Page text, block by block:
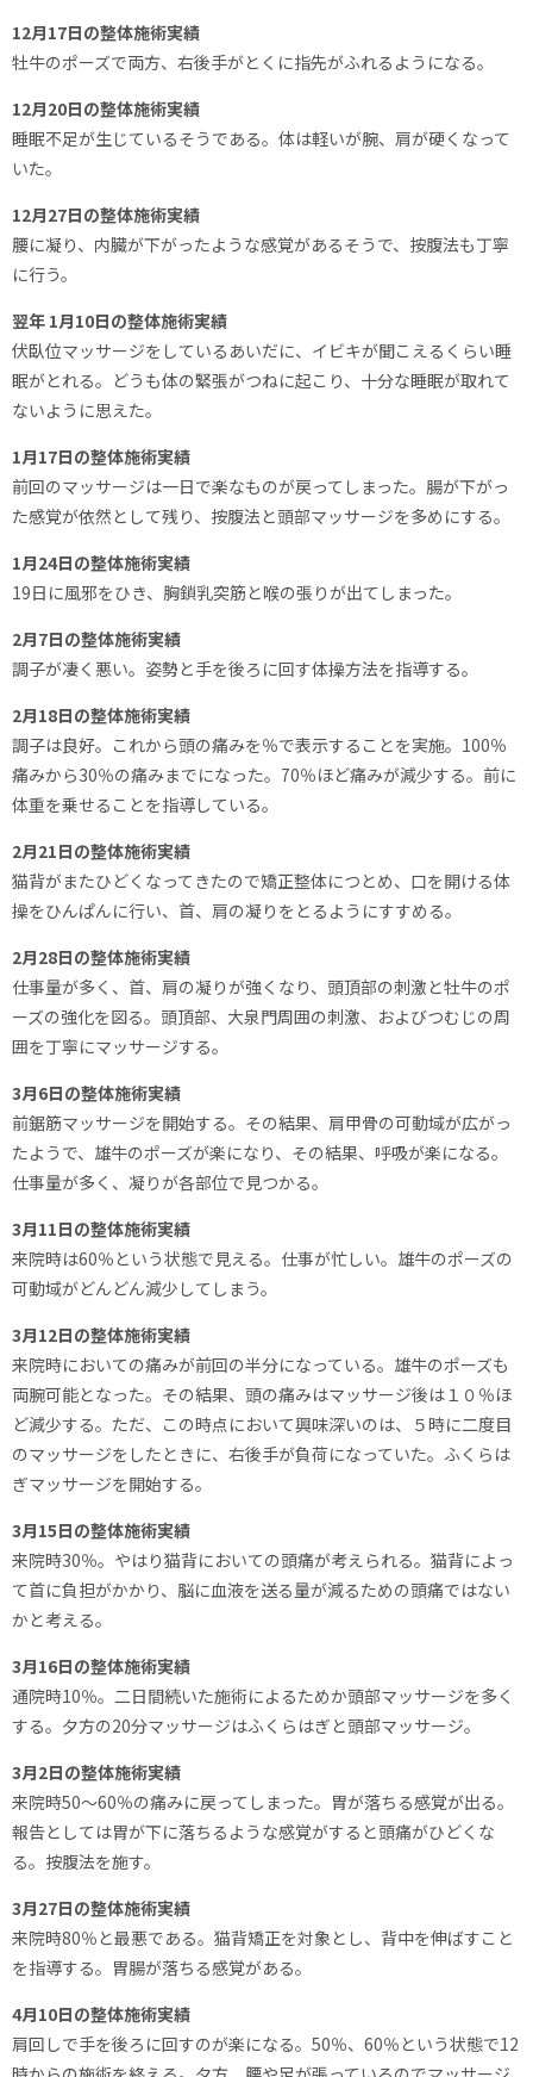
12月17日の整体施術実績
牡牛のポーズで両方、右後手がとくに指先がふれるようになる。
12月20日の整体施術実績
睡眠不足が生じているそうである。体は軽いが腕、肩が硬くなって
いた。
12月27日の整体施術実績
腰に凝り、内臓が下がったような感覚があるそうで、按腹法も丁寧
に行う。
翌年 1月10日の整体施術実績
伏臥位マッサージをしているあいだに、イビキが聞こえるくらい睡
眠がとれる。どうも体の緊張がつねに起こり、十分な睡眠が取れて
ないように思えた。
1月17日の整体施術実績
前回のマッサージは一日で楽なものが戻ってしまった。腸が下がっ
た感覚が依然として残り、按腹法と頭部マッサージを多めにする。
1月24日の整体施術実績
19日に風邪をひき、胸鎖乳突筋と喉の張りが出てしまった。
2月7日の整体施術実績
調子が凄く悪い。姿勢と手を後ろに回す体操方法を指導する。
2月18日の整体施術実績
調子は良好。これから頭の痛みを％で表示することを実施。100％
痛みから30％の痛みまでになった。70％ほど痛みが減少する。前に
体重を乗せることを指導している。
2月21日の整体施術実績
猫背がまたひどくなってきたので矯正整体につとめ、口を開ける体
操をひんぱんに行い、首、肩の凝りをとるようにすすめる。
2月28日の整体施術実績
仕事量が多く、首、肩の凝りが強くなり、頭頂部の刺激と牡牛のポ
ーズの強化を図る。頭頂部、大泉門周囲の刺激、およびつむじの周
囲を丁寧にマッサージする。
3月6日の整体施術実績
前鋸筋マッサージを開始する。その結果、肩甲骨の可動域が広がっ
たようで、雄牛のポーズが楽になり、その結果、呼吸が楽になる。
仕事量が多く、凝りが各部位で見つかる。
3月11日の整体施術実績
来院時は60％という状態で見える。仕事が忙しい。雄牛のポーズの
可動域がどんどん減少してしまう。
3月12日の整体施術実績
来院時においての痛みが前回の半分になっている。雄牛のポーズも
両腕可能となった。その結果、頭の痛みはマッサージ後は１０％ほ
ど減少する。ただ、この時点において興味深いのは、５時に二度目
のマッサージをしたときに、右後手が負荷になっていた。ふくらは
ぎマッサージを開始する。
3月15日の整体施術実績
来院時30％。やはり猫背においての頭痛が考えられる。猫背によっ
て首に負担がかかり、脳に血液を送る量が減るための頭痛ではない
かと考える。
3月16日の整体施術実績
通院時10％。二日間続いた施術によるためか頭部マッサージを多く
する。夕方の20分マッサージはふくらはぎと頭部マッサージ。
3月2日の整体施術実績
来院時50～60％の痛みに戻ってしまった。胃が落ちる感覚が出る。
報告としては胃が下に落ちるような感覚がすると頭痛がひどくな
る。按腹法を施す。
3月27日の整体施術実績
来院時80％と最悪である。猫背矯正を対象とし、背中を伸ばすこと
を指導する。胃腸が落ちる感覚がある。
4月10日の整体施術実績
肩回しで手を後ろに回すのが楽になる。50％、60％という状態で12